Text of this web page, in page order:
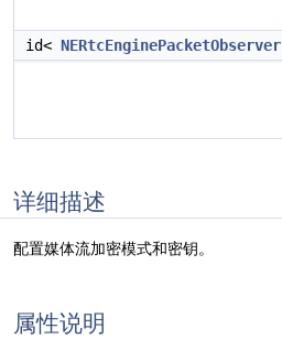
id< NERtcEnginePacketObserver
详细描述
配置媒体流加密模式和密钥。
属性说明